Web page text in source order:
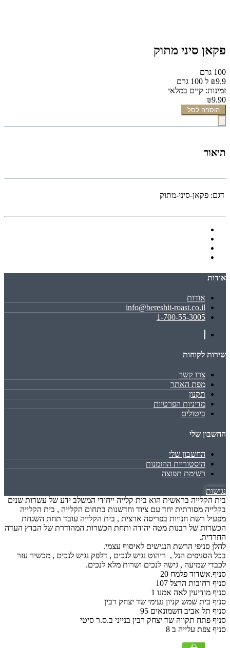
פקאן סיני מתוק
100 גרם
₪9.9 ל 100 גרם
זמינות: קיים במלאי
₪9.90
הוספה לסל
תיאור
דגם: פקאן-סיני-מתוק
אודות
אודות
info@bereshit-roast.co.il
1-700-55-3005
שירות לקוחות
צרו קשר
מפת האתר
תקנון
מדיניות הפרטיות
ביטולים
החשבון שלי
החשבון שלי
היסטוריית ההזמנות
רשימת תפוצה
נגישות
בית הקלייה בראשית הוא בית קלייה ייחודי המשלב ידע של עשרות שנים
בקלייה מסורתית יחד עם ציוד וחדשנות בתחום הקלייה , בית הקלייה
מפעיל רשת חנויות בפריסה ארצית , בית הקלייה עובד תחת השגחת
הכשרות של רבנות מטה יהודה ותחת הכשרות המהודרת של הבדץ העדה
החרדית.
להלן סניפי הרשת הנגישים לאיסוף עצמי.
בכל הסניפים הנל , ריהוט נגיש לנכים , דלפק נגיש לנכים , מכשיר עזר
לכבדי שמיעה , גישה לנכים ושרות מלא לנכים.
סניף.אשדוד פלמח 20
סניף רחובות הרצל 107
סניף מודיעין לאה אמנו 1
סניף בית שמש קניון נעימי שד יצחק רבין
סניף תל אביב חשמונאים 95
סניף פתח תקווה שד יצחק רבין בנייני ב.ס.ר סיטי
סניף צפת עלייה ב 8